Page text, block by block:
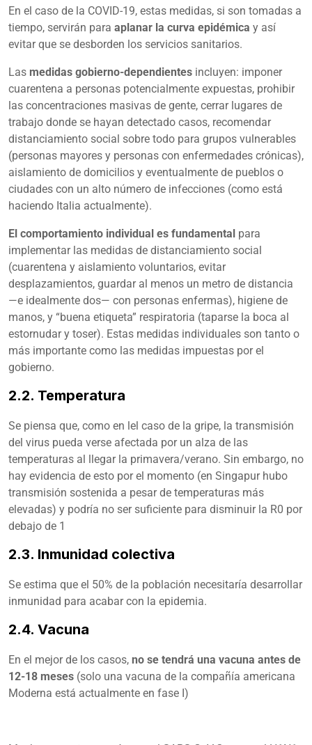
En el caso de la COVID-19, estas medidas, si son tomadas a
tiempo, servirán para aplanar la curva epidémica y así
evitar que se desborden los servicios sanitarios.
Las medidas gobierno-dependientes incluyen: imponer
cuarentena a personas potencialmente expuestas, prohibir
las concentraciones masivas de gente, cerrar lugares de
trabajo donde se hayan detectado casos, recomendar
distanciamiento social sobre todo para grupos vulnerables
(personas mayores y personas con enfermedades crónicas),
aislamiento de domicilios y eventualmente de pueblos o
ciudades con un alto número de infecciones (como está
haciendo Italia actualmente).
El comportamiento individual es fundamental para
implementar las medidas de distanciamiento social
(cuarentena y aislamiento voluntarios, evitar
desplazamientos, guardar al menos un metro de distancia
—e idealmente dos— con personas enfermas), higiene de
manos, y “buena etiqueta” respiratoria (taparse la boca al
estornudar y toser). Estas medidas individuales son tanto o
más importante como las medidas impuestas por el
gobierno.
2.2. Temperatura
Se piensa que, como en lel caso de la gripe, la transmisión
del virus pueda verse afectada por un alza de las
temperaturas al llegar la primavera/verano. Sin embargo, no
hay evidencia de esto por el momento (en Singapur hubo
transmisión sostenida a pesar de temperaturas más
elevadas) y podría no ser suficiente para disminuir la R0 por
debajo de 1
2.3. Inmunidad colectiva
Se estima que el 50% de la población necesitaría desarrollar
inmunidad para acabar con la epidemia.
2.4. Vacuna
En el mejor de los casos, no se tendrá una vacuna antes de
12-18 meses (solo una vacuna de la compañía americana
Moderna está actualmente en fase I)